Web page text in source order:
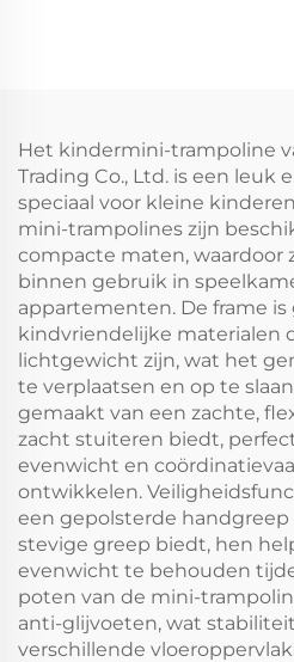
Het kindermini-trampoline
Trading Co., Ltd. is een leuk
speciaal voor kleine
mini-trampolines zijn
compacte maten, waardoor
binnen gebruik in
appartementen. De frame
kindvriendelijke materialen
lichtgewicht zijn, wat het
te verplaatsen en op te
gemaakt van een zachte,
zacht stuiteren biedt,
evenwicht en
ontwikkelen.
een gepolsterde
stevige greep biedt, hen
evenwicht te behouden
poten van de mini-
anti-glijvoeten, wat
verschillende